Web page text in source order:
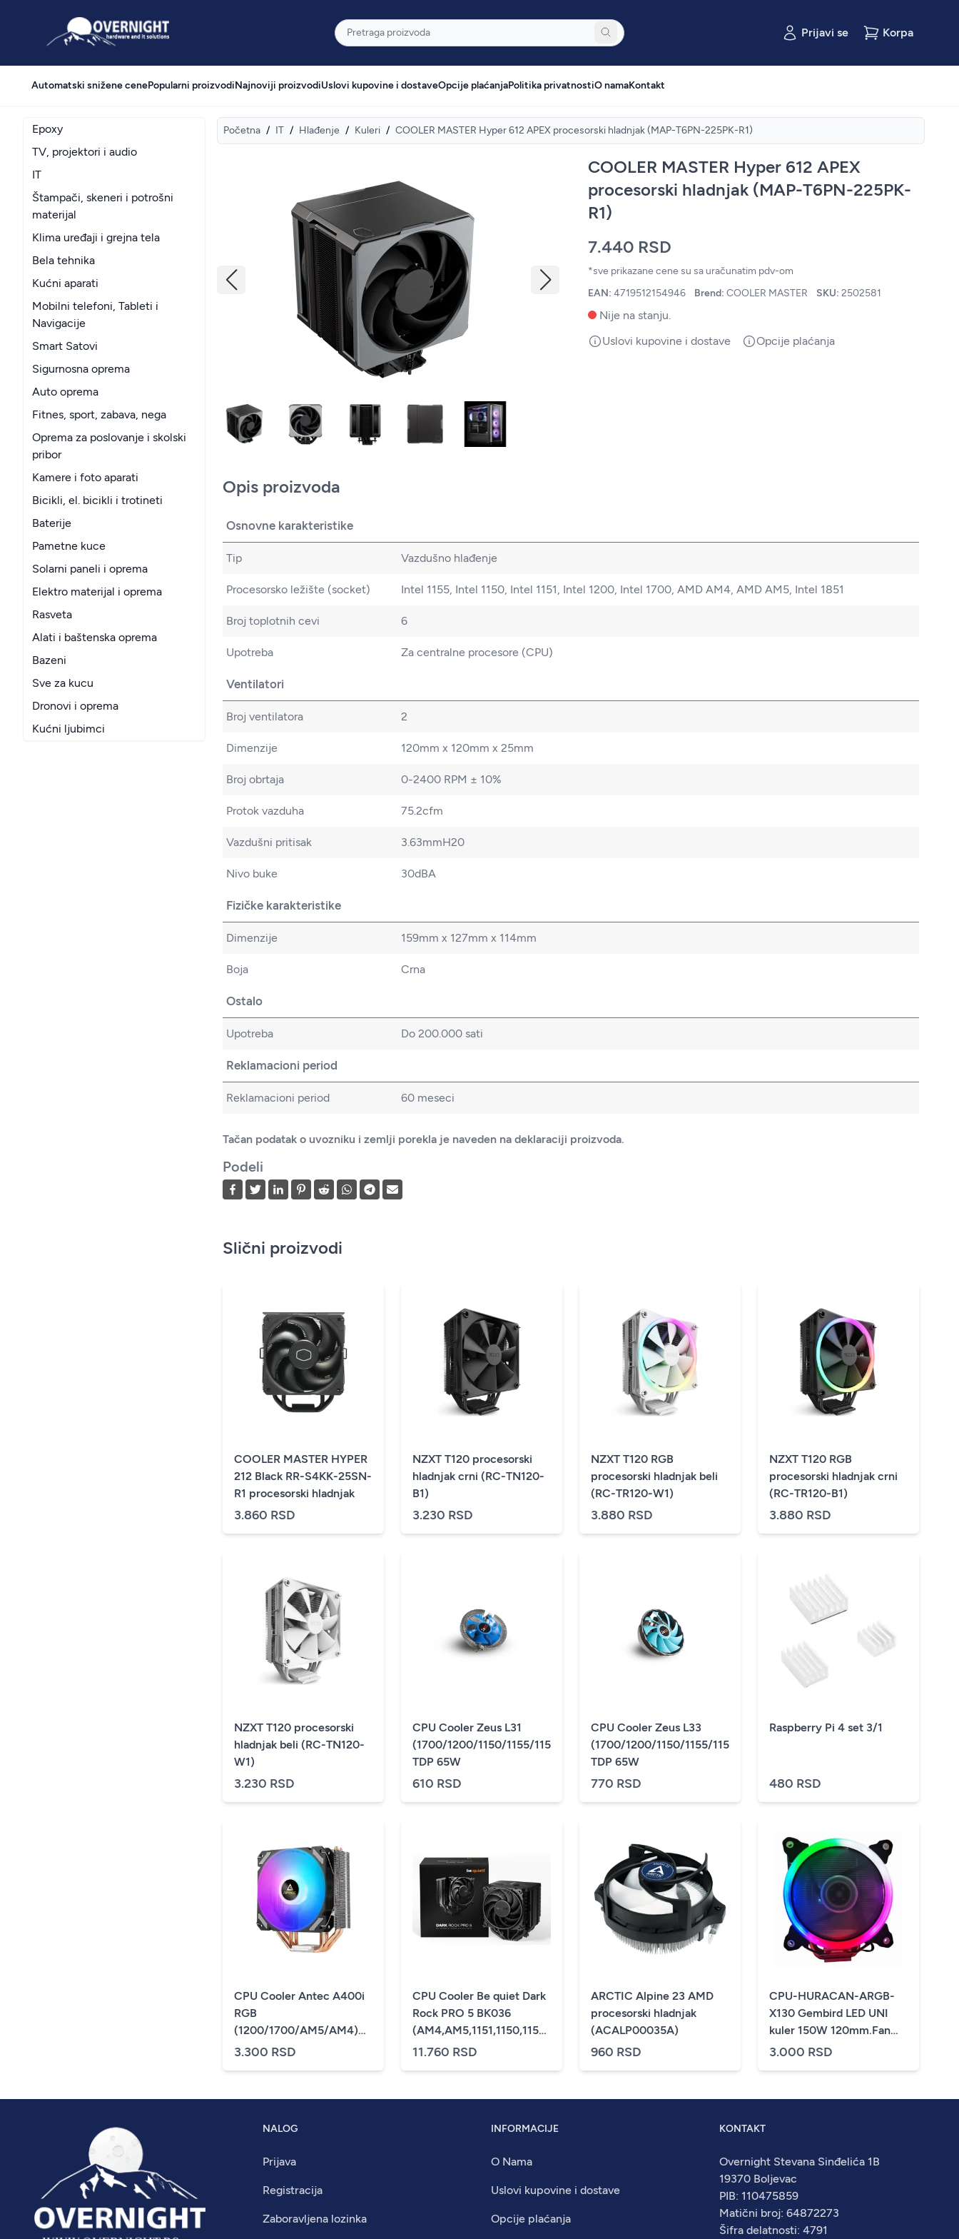
Overnight Pretraga
Prijavi se Korpa
Automatski snižene cenePopularni proizvodiNajnoviji proizvodiUslovi kupovine i dostaveOpcije plaćanjaPolitika privatnostiO namaKontakt
Epoxy
TV, projektori i audio
IT
Štampači, skeneri i potrošni
materijal
Klima uređaji i grejna tela
Bela tehnika
Kućni aparati
Mobilni telefoni, Tableti i
Navigacije
Smart Satovi
Sigurnosna oprema
Auto oprema
Fitnes, sport, zabava, nega
Oprema za poslovanje i skolski
pribor
Kamere i foto aparati
Bicikli, el. bicikli i trotineti
Baterije
Pametne kuce
Solarni paneli i oprema
Elektro materijal i oprema
Rasveta
Alati i baštenska oprema
Bazeni
Sve za kucu
Dronovi i oprema
Kućni ljubimci
Početna / IT / Hlađenje / Kuleri / COOLER MASTER Hyper 612 APEX procesorski hladnjak (MAP-T6PN-225PK-R1)
COOLER MASTER Hyper 612 APEX
procesorski hladnjak (MAP-T6PN-225PK-
R1)
7.440 RSD
*sve prikazane cene su sa uračunatim pdv-om
EAN: 4719512154946 Brend: COOLER MASTER SKU: 2502581
Nije na stanju.
Uslovi kupovine i dostave
Opcije plaćanja
Opis proizvoda
Osnovne karakteristike
Tip Vazdušno hlađenje
Procesorsko ležište (socket) Intel 1155, Intel 1150, Intel 1151, Intel 1200, Intel 1700, AMD AM4, AMD AM5, Intel 1851
Broj toplotnih cevi 6
Upotreba Za centralne procesore (CPU)
Ventilatori
Broj ventilatora 2
Dimenzije 120mm x 120mm x 25mm
Broj obrtaja 0-2400 RPM ± 10%
Protok vazduha 75.2cfm
Vazdušni pritisak 3.63mmH20
Nivo buke 30dBA
Fizičke karakteristike
Dimenzije 159mm x 127mm x 114mm
Boja Crna
Ostalo
Upotreba Do 200.000 sati
Reklamacioni period
Reklamacioni period 60 meseci
Tačan podatak o uvozniku i zemlji porekla je naveden na deklaraciji proizvoda.
Podeli
Slični proizvodi
COOLER MASTER HYPER
212 Black RR-S4KK-25SN-
R1 procesorski hladnjak
3.860 RSD
NZXT T120 procesorski
hladnjak crni (RC-TN120-
B1)
3.230 RSD
NZXT T120 RGB
procesorski hladnjak beli
(RC-TR120-W1)
3.880 RSD
NZXT T120 RGB
procesorski hladnjak crni
(RC-TR120-B1)
3.880 RSD
NZXT T120 procesorski
hladnjak beli (RC-TN120-
W1)
3.230 RSD
CPU Cooler Zeus L31
(1700/1200/1150/1155/1156/775/FM1/2/AM2+/AM3+/AM4)
TDP 65W
610 RSD
CPU Cooler Zeus L33
(1700/1200/1150/1155/1156/775/FM1/2/AM2+/AM3+/AM4)
TDP 65W
770 RSD
Raspberry Pi 4 set 3/1
480 RSD
CPU Cooler Antec A400i
RGB
(1200/1700/AM5/AM4)
TPD-150W
3.300 RSD
CPU Cooler Be quiet Dark
Rock PRO 5 BK036
(AM4,AM5,1151,1150,1155,1200,1700)/TDP-
270W
11.760 RSD
ARCTIC Alpine 23 AMD
procesorski hladnjak
(ACALP00035A)
960 RSD
CPU-HURACAN-ARGB-
X130 Gembird LED UNI
kuler 150W 120mm.Fan
+/-1600rpm 26dBa LGA
3.000 RSD
NALOG
Prijava
Registracija
Zaboravljena lozinka
INFORMACIJE
O Nama
Uslovi kupovine i dostave
Opcije plaćanja
KONTAKT
Overnight Stevana Sinđelića 1B
19370 Boljevac
PIB: 110475859
Matični broj: 64872273
Šifra delatnosti: 4791